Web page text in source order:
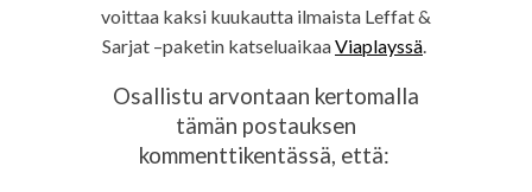
voittaa kaksi kuukautta ilmaista Leffat &
Sarjat –paketin katseluaikaaViaplayssä.
Osallistu arvontaan kertomalla
tämän postauksen
kommenttikentässä, että: